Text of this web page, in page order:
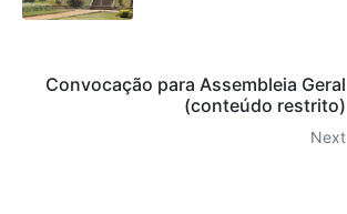
Convocação para Assembleia Geral
(conteúdo restrito)
Next